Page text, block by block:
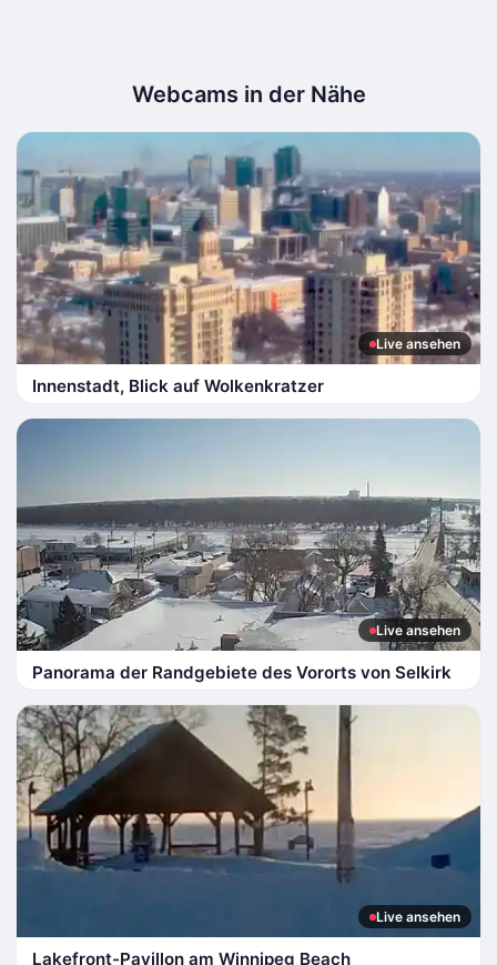
Webcams in der Nähe
Live ansehen
Innenstadt, Blick auf Wolkenkratzer
Live ansehen
Panorama der Randgebiete des Vororts von Selkirk
Live ansehen
Lakefront-Pavillon am Winnipeg Beach